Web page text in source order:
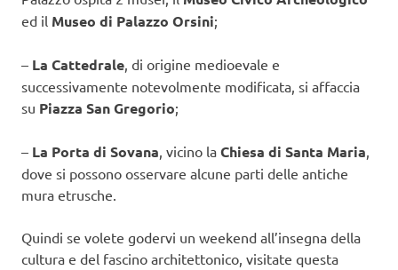
ed il Museo di Palazzo Orsini;
– La Cattedrale, di origine medioevale e
successivamente notevolmente modificata, si affaccia
su Piazza San Gregorio;
– La Porta di Sovana, vicino la Chiesa di Santa Maria,
dove si possono osservare alcune parti delle antiche
mura etrusche.
Quindi se volete godervi un weekend all’insegna della
cultura e del fascino architettonico, visitate questa